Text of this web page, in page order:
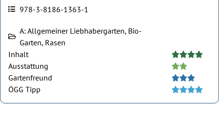
978-3-8186-1363-1
A: Allgemeiner Liebhabergarten, Bio-
Garten, Rasen
Inhalt

Ausstattung 
Gartenfreund 
ÖGG Tipp 